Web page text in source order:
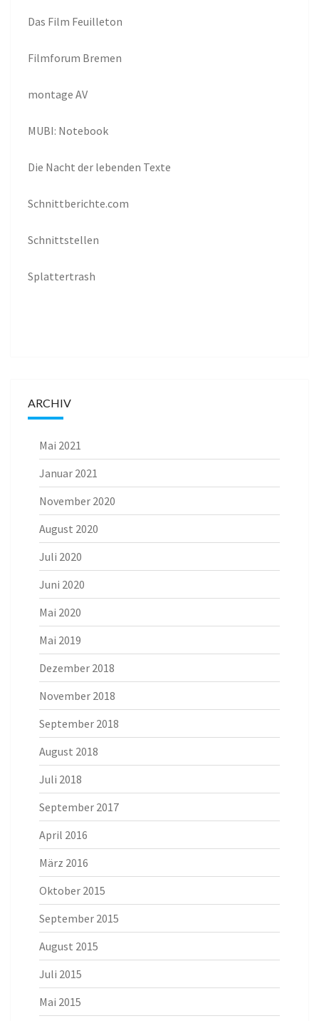
Das Film Feuilleton
Filmforum Bremen
montage AV
MUBI: Notebook
Die Nacht der lebenden Texte
Schnittberichte.com
Schnittstellen
Splattertrash
ARCHIV
Mai 2021
Januar 2021
November 2020
August 2020
Juli 2020
Juni 2020
Mai 2020
Mai 2019
Dezember 2018
November 2018
September 2018
August 2018
Juli 2018
September 2017
April 2016
März 2016
Oktober 2015
September 2015
August 2015
Juli 2015
Mai 2015